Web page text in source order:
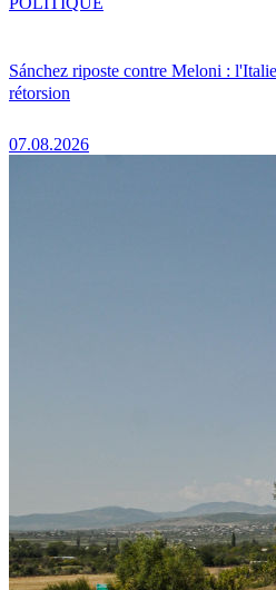
Sánchez riposte contre Meloni :
rétorsion
07.08.2026